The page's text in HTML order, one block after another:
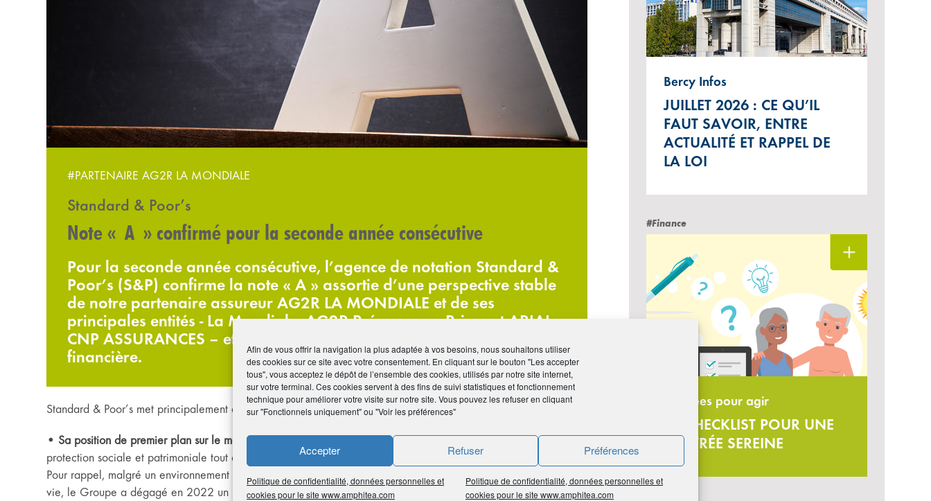
Afin de vous offrir la navigation la plus adaptée à vos besoins, nous souhaitons utiliser
des cookies sur ce site avec votre consentement. En cliquant sur le bouton "Les accepter
tous", vous acceptez le dépôt de l’ensemble des cookies, utilisés par notre site internet,
sur votre terminal. Ces cookies servent à des fins de suivi statistiques et fonctionnement
technique pour améliorer votre visite sur notre site. Vous pouvez les refuser en cliquant
sur "Fonctionnels uniquement" ou "Voir les préférences"
Accepter Refuser Préférences
Politique de confidentialité, données personnelles et
cookies pour le site www.amphitea.com
Politique de confidentialité, données personnelles et
cookies pour le site www.amphitea.com
#PARTENAIRE AG2R LA MONDIALE
Standard & Poor’s
Note « A » confirmé pour la seconde année consécutive
Pour la seconde année consécutive, l’agence de notation Standard &
Poor’s (S&P) confirme la note « A » assortie d’une perspective stable
de notre partenaire assureur AG2R LA MONDIALE et de ses
principales entités - La Mondiale, AG2R Prévoyance, Prima et ARIAL
CNP ASSURANCES – et elle souligne sa « très forte » solidité
financière.
Standard & Poor’s met principalement en évidence :
• Sa position de premier plan sur le marché de l’assurance vie et des entreprises, parmi les leaders de la
protection sociale et patrimoniale tout en préservant sa rentabilité.
Pour rappel, malgré un environnement de marché moins favorable, en particulier pour le secteur de l’assurance
vie, le Groupe a dégagé en 2022 un résultat net part du Groupe de 221 M€, l’un des plus élevés parmi les
Bercy Infos
JUILLET 2026 : CE QU’IL
FAUT SAVOIR, ENTRE
ACTUALITÉ ET RAPPEL DE
LA LOI
#Finance
13 idées pour agir
LA CHECKLIST POUR UNE
RENTRÉE SEREINE